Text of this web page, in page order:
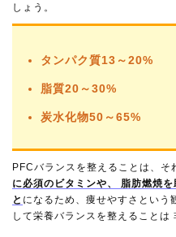
しょう。
タンパク質13～20%
脂質20～30%
炭水化物50～65%
PFCバランスを整えることは、そ
に必須のビタミンや、 脂肪燃焼
と になるため、痩せやすさという
して栄養バランスを整えることは